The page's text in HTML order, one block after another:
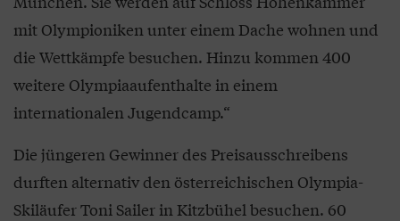
mit Olympioniken unter einem Dache wohnen und
die Wettkämpfe besuchen. Hinzu kommen 400
weitere Olympiaaufenthalte in einem
internationalen Jugendcamp.“
Die jüngeren Gewinner des Preisausschreibens
durften alternativ den österreichischen Olympia-
Skiläufer Toni Sailer in Kitzbühel besuchen. 60